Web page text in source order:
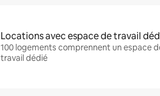
Locations avec espace de travail
100 logements comprennent un espace
travail dédié